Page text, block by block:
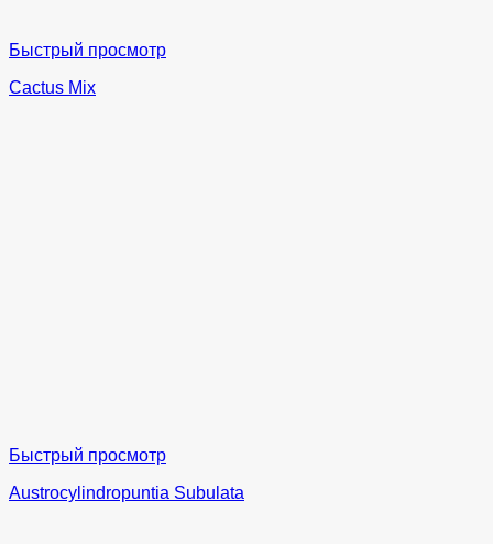
Быстрый просмотр
Cactus Mix
Быстрый просмотр
Austrocylindropuntia Subulata